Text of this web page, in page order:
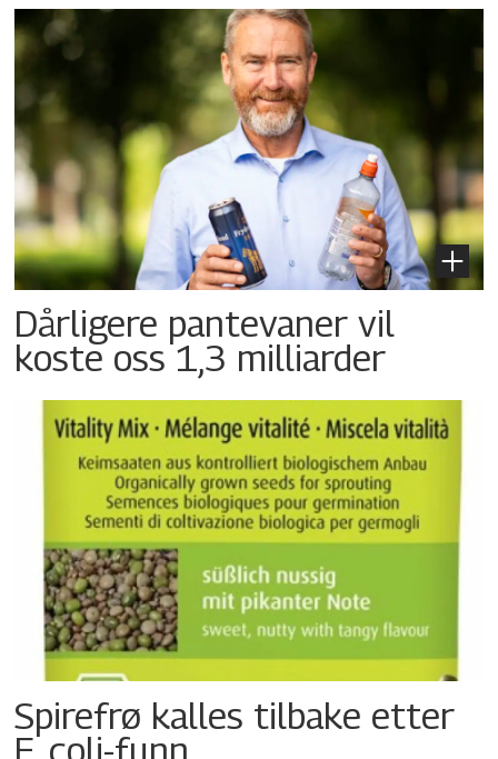
Dårligere pantevaner vil
koste oss 1,3 milliarder
Spirefrø kalles tilbake etter
E. coli-funn